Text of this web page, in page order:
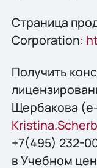
Страница
Corporation:
Получить
Щербакова
+7(495) 232-
в Учебном